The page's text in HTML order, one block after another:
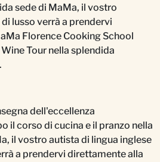
sede di MaMa, il vostro
lusso verrà a prendervi
Florence Cooking School
Tour nella splendida
dell'eccellenza
il corso di cucina e il pranzo nella
il vostro autista di lingua inglese
a prendervi direttamente alla